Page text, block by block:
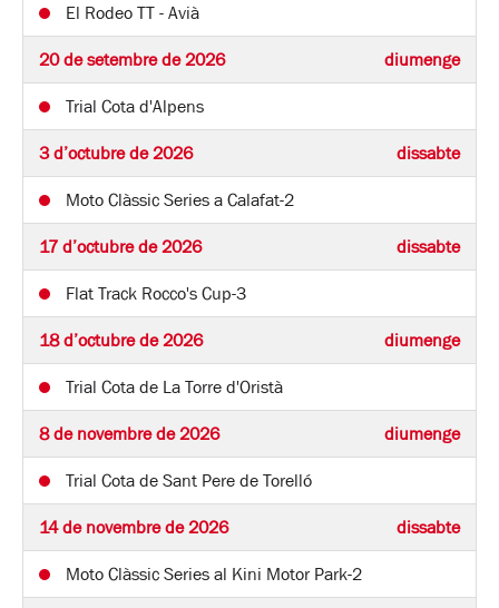
El Rodeo TT - Avià
20 de setembre de 2026 diumenge
Trial Cota d'Alpens
3 d’octubre de 2026 dissabte
Moto Clàssic Series a Calafat-2
17 d’octubre de 2026 dissabte
Flat Track Rocco's Cup-3
18 d’octubre de 2026 diumenge
Trial Cota de La Torre d'Oristà
8 de novembre de 2026 diumenge
Trial Cota de Sant Pere de Torelló
14 de novembre de 2026 dissabte
Moto Clàssic Series al Kini Motor Park-2